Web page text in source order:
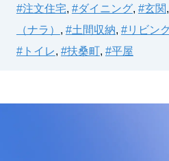
#注文住宅, #ダイニング, #玄関,
（ナラ） , #土間収納, #リビン
#トイレ, #扶桑町, #平屋